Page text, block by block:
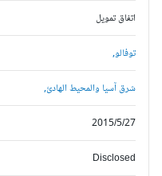
اتفاق تمويل
توفالو,
شرق آسيا والمحيط الهادئ,
2015/5/27
Disclosed